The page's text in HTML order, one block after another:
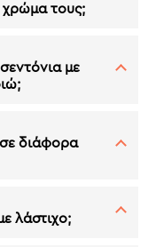
χρώμα τους;
με
διάφορα
λάστιχο;